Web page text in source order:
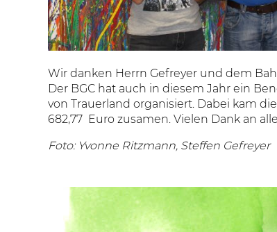
Wir danken Herrn Gefreyer und dem
Der BGC hat auch in diesem Jahr ein
von Trauerland organisiert. Dabei kam
682,77 Euro zusamen. Vielen Dank an
Foto: Yvonne Ritzmann, Steffen Gefreyer